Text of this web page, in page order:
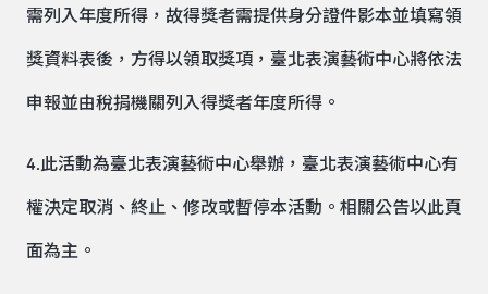
需列入年度所得，故得獎者需提供身分證件影本並填寫領
獎資料表後，方得以領取獎項，臺北表演藝術中心將依法
申報並由稅捐機關列入得獎者年度所得。
4.此活動為臺北表演藝術中心舉辦，臺北表演藝術中心有
權決定取消、終止、修改或暫停本活動。相關公告以此頁
面為主。